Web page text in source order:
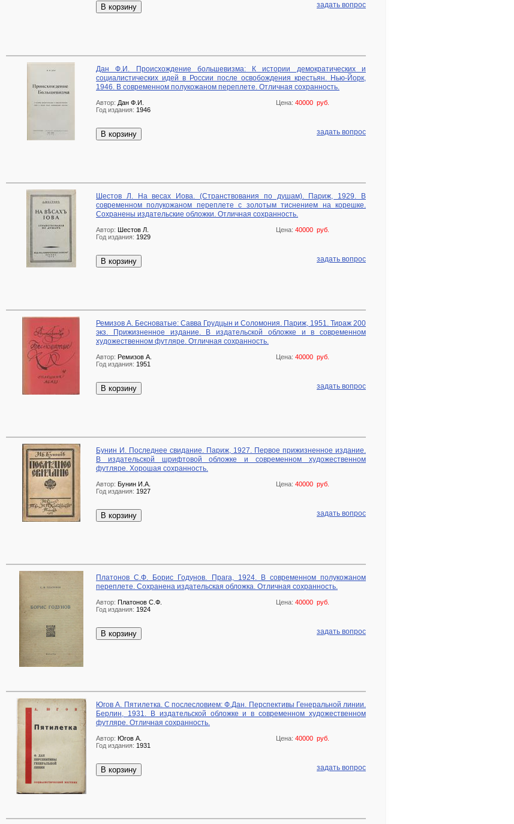
В корзину задать вопрос
Дан Ф.И. Происхождение большевизма: К истории демократических и
социалистических идей в России после освобождения крестьян. Нью-Йорк,
1946. В современном полукожаном переплете. Отличная сохранность.
Цена: 40000 руб.
Автор: Дан Ф.И.
Год издания: 1946
В корзину задать вопрос
Шестов Л. На весах Иова. (Странствования по душам). Париж, 1929. В
современном полукожаном переплете с золотым тиснением на корешке.
Сохранены издательские обложки. Отличная сохранность.
Цена: 40000 руб.
Автор: Шестов Л.
Год издания: 1929
В корзину задать вопрос
Ремизов А. Бесноватые: Савва Грудцын и Соломония. Париж, 1951. Тираж 200
экз. Прижизненное издание. В издательской обложке и в современном
художественном футляре. Отличная сохранность.
Цена: 40000 руб.
Автор: Ремизов А.
Год издания: 1951
В корзину задать вопрос
Бунин И. Последнее свидание. Париж, 1927. Первое прижизненное издание.
В издательской шрифтовой обложке и современном художественном
футляре. Хорошая сохранность.
Цена: 40000 руб.
Автор: Бунин И.А.
Год издания: 1927
В корзину задать вопрос
Платонов С.Ф. Борис Годунов. Прага, 1924. В современном полукожаном
переплете. Сохранена издательская обложка. Отличная сохранность.
Цена: 40000 руб.
Автор: Платонов С.Ф.
Год издания: 1924
В корзину задать вопрос
Югов А. Пятилетка. С послесловием: Ф.Дан. Перспективы Генеральной линии.
Берлин, 1931. В издательской обложке и в современном художественном
футляре. Отличная сохранность.
Цена: 40000 руб.
Автор: Югов А.
Год издания: 1931
В корзину задать вопрос